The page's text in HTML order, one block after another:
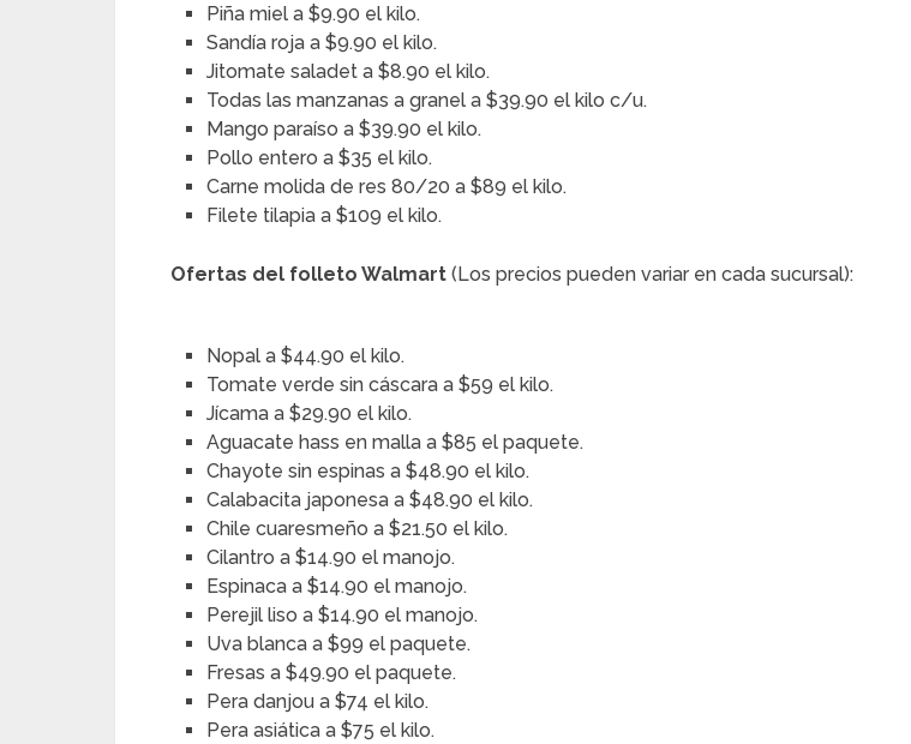
Piña miel a $9.90 el kilo.
Sandía roja a $9.90 el kilo.
Jitomate saladet a $8.90 el kilo.
Todas las manzanas a granel a $39.90 el kilo c/u.
Mango paraíso a $39.90 el kilo.
Pollo entero a $35 el kilo.
Carne molida de res 80/20 a $89 el kilo.
Filete tilapia a $109 el kilo.
Ofertas del folleto Walmart (Los precios pueden variar en cada sucursal):
Nopal a $44.90 el kilo.
Tomate verde sin cáscara a $59 el kilo.
Jícama a $29.90 el kilo.
Aguacate hass en malla a $85 el paquete.
Chayote sin espinas a $48.90 el kilo.
Calabacita japonesa a $48.90 el kilo.
Chile cuaresmeño a $21.50 el kilo.
Cilantro a $14.90 el manojo.
Espinaca a $14.90 el manojo.
Perejil liso a $14.90 el manojo.
Uva blanca a $99 el paquete.
Fresas a $49.90 el paquete.
Pera danjou a $74 el kilo.
Pera asiática a $75 el kilo.